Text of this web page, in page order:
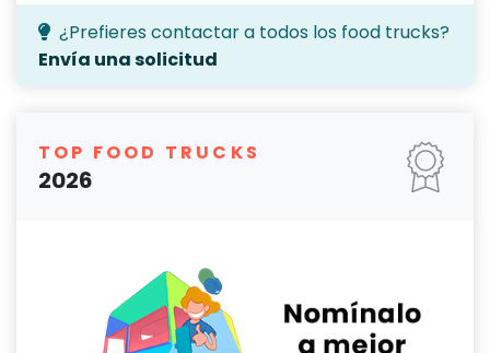
¿Prefieres contactar a todos los food trucks?
Envía una solicitud
TOP FOOD TRUCKS
2026